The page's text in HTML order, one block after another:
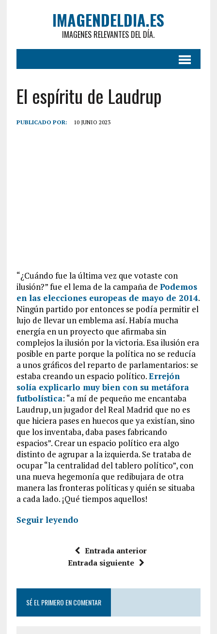
IMAGENDELDIA.ES
IMAGENES RELEVANTES DEL DÍA.
El espíritu de Laudrup
PUBLICADO POR: 10 JUNIO 2023
“¿Cuándo fue la última vez que votaste con
ilusión?” fue el lema de la campaña de Podemos
en las elecciones europeas de mayo de 2014.
Ningún partido por entonces se podía permitir el
lujo de llevar un emblema así. Había mucha
energía en un proyecto que afirmaba sin
complejos la ilusión por la victoria. Esa ilusión era
posible en parte porque la política no se reducía
a unos gráficos del reparto de parlamentarios: se
estaba creando un espacio político.Errejón
solía explicarlo muy bien con su metáfora
futbolística: “a mí de pequeño me encantaba
Laudrup, un jugador del Real Madrid que no es
que hiciera pases en huecos que ya existían, sino
que los inventaba, daba pases fabricando
espacios”. Crear un espacio político era algo
distinto de agrupar a la izquierda. Se trataba de
ocupar “la centralidad del tablero político”, con
una nueva hegemonía que redibujara de otra
manera las fronteras políticas y quién se situaba
a cada lado. ¡Qué tiempos aquellos!
Seguir leyendo
Entrada anterior
Entrada siguiente
SÉ EL PRIMERO EN COMENTAR